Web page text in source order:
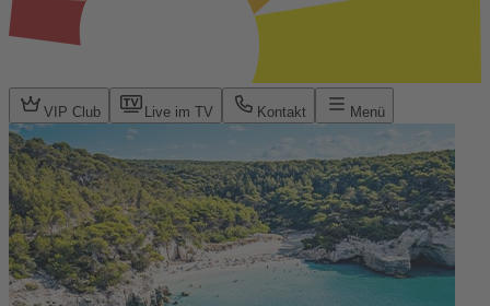
VIP Club Live im TV Kontakt Menü